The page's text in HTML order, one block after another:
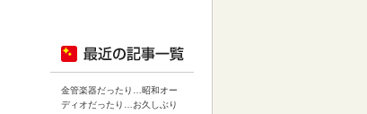
金管楽器だったり…昭和オー
ディオだったり…お久しぶり